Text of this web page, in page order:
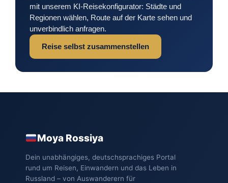
mit unserem KI-Reisekonfigurator: Städte und
Regionen wählen, Route auf der Karte sehen und
unverbindlich anfragen.
Reise selbst zusammenstellen
Moya Rossiya
Dein unabhängiges, deutschsprachiges Portal
rund um Reisen, Einwandern und das Leben in
Russland – von Auswanderern für